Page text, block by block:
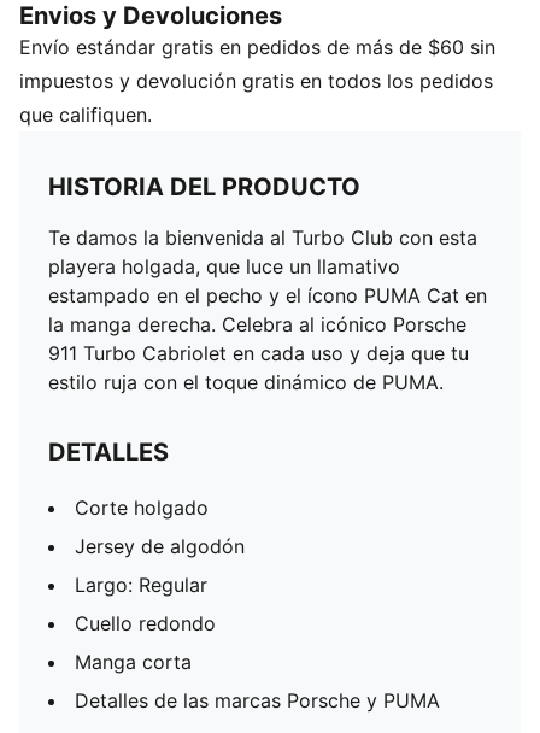
dinámico de PUMA.
DETALLES
Corte holgado
Jersey de algodón
Manga corta
Detalles de las marcas Porsche y PUMA
Envios y Devoluciones
Envío estándar gratis en pedidos de más de $60 sin
impuestos y devolución gratis en todos los pedidos
que califiquen.
HISTORIA DEL PRODUCTO
Te damos la bienvenida al Turbo Club con esta
playera holgada, que luce un llamativo
estampado en el pecho y el ícono PUMA Cat en
la manga derecha. Celebra al icónico Porsche
911 Turbo Cabriolet en cada uso y deja que tu
estilo ruja con el toque dinámico de PUMA.
DETALLES
Corte holgado
Jersey de algodón
Largo: Regular
Cuello redondo
Manga corta
Detalles de las marcas Porsche y PUMA